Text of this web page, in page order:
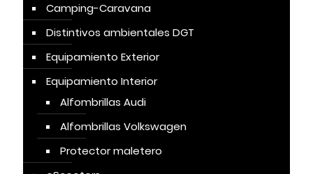
Camping-Caravana
Distintivos ambientales DGT
Equipamiento Exterior
Equipamiento Interior
Alfombrillas Audi
Alfombrillas Volkswagen
Protector maletero